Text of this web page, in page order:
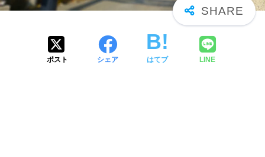
ポスト シェア はてブ LINE